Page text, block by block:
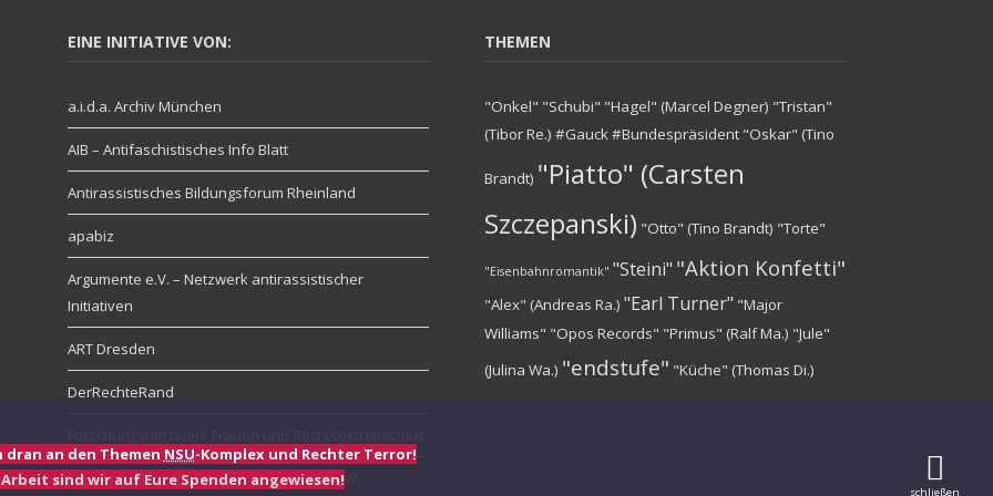
EINE INITIATIVE VON:
a.i.d.a. Archiv München
AIB – Antifaschistisches Info Blatt
Antirassistisches Bildungsforum Rheinland
apabiz
Argumente e.V. – Netzwerk antirassistischer
Initiativen
ART Dresden
DerRechteRand
LOTTA – Antifaschistische Zeitung aus NRW,
THEMEN
"Onkel" "Schubi" "Hagel" (Marcel Degner) "Tristan"
(Tibor Re.) #Gauck #Bundespräsident "Oskar" (Tino
Brandt) "Piatto" (Carsten
Szczepanski) "Otto" (Tino Brandt) "Torte"
"Eisenbahnromantik" "Steini" "Aktion Konfetti"
"Alex" (Andreas Ra.) "Earl Turner" "Major
Williams" "Opos Records" "Primus" (Ralf Ma.) "Jule"
(Julina Wa.) "endstufe" "Küche" (Thomas Di.)
schließen
dran an den Themen NSU-Komplex und Rechter Terror!
sind wir auf Eure Spenden angewiesen!